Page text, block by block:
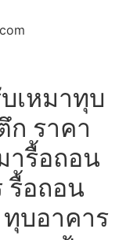
เหมาทุบ
ราคา
ารื้อถอน
รื้อถอน
บอาคาร